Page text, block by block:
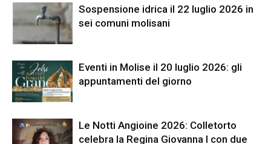
Sospensione idrica il 22 luglio 2026 in
sei comuni molisani
Eventi in Molise il 20 luglio 2026: gli
appuntamenti del giorno
Le Notti Angioine 2026: Colletorto
celebra la Regina Giovanna I con due